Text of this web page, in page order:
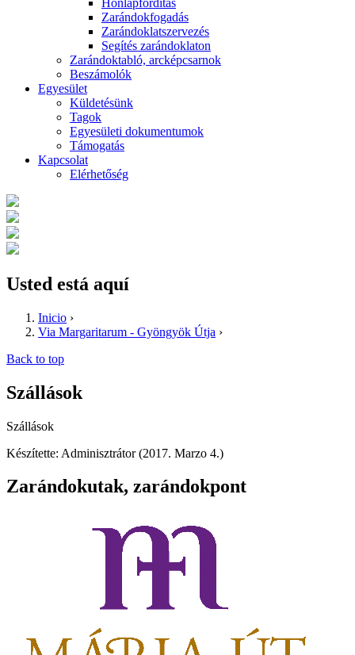
Zarándokfogadás
Zarándoklatszervezés
Segítés zarándoklaton
Zarándoktabló, arcképcsarnok
Beszámolók
Egyesület
Küldetésünk
Tagok
Egyesületi dokumentumok
Támogatás
Kapcsolat
Elérhetőség
Usted está aquí
Inicio ›
Via Margaritarum - Gyöngyök Útja ›
Back to top
Szállások
Szállások
Készítette: Adminisztrátor (2017. Marzo 4.)
Zarándokutak, zarándokpont